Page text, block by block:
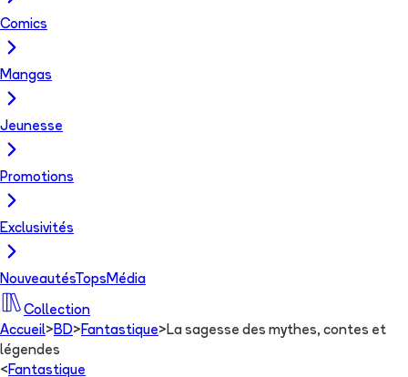
Comics
Mangas
Jeunesse
Promotions
Exclusivités
NouveautésTops Média
Collection
Accueil> BD> Fantastique> La sagesse des mythes, contes et
légendes
< Fantastique